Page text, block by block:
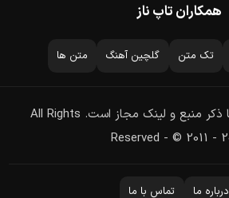
همکاران تاپ ناز
تک متن گلچین آهنگ متن ها
استفاده از مطالب، با ذکر منبع و لینک مجاز است. All Rights
Reserved - © 2011 -
درباره ما تماس با ما